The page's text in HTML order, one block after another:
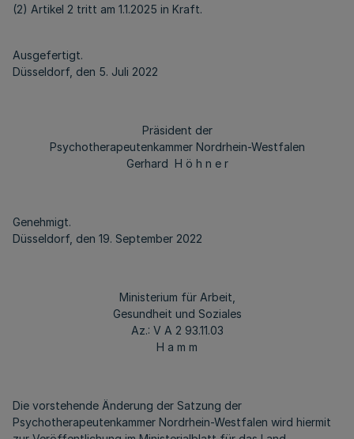
(2) Artikel 2 tritt am 1.1.2025 in Kraft.
Ausgefertigt.
Düsseldorf, den 5. Juli 2022
Präsident der
Psychotherapeutenkammer Nordrhein-Westfalen
Gerhard H ö h n e r
Genehmigt.
Düsseldorf, den 19. September 2022
Ministerium für Arbeit,
Gesundheit und Soziales
Az.: V A 2 93.11.03
H a m m
Die vorstehende Änderung der Satzung der
Psychotherapeutenkammer Nordrhein-Westfalen wird hiermit